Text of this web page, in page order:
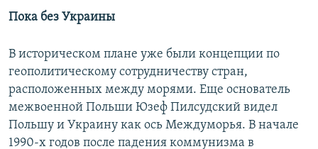
Пока без Украины
В историческом плане уже были концепции по
геополитическому сотрудничеству стран,
расположенных между морями. Еще основатель
межвоенной Польши Юзеф Пилсудский видел
Польшу и Украину как ось Междуморья. В начале
1990-х годов после падения коммунизма в